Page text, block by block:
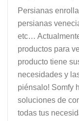
Persianas
persianas
etc…
productos para
producto tiene
necesidades y
piénsalo! Somfy
soluciones de
todas tus